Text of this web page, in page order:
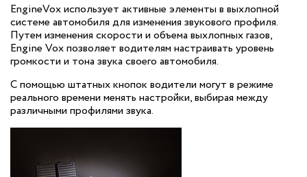
EngineVox использует активные элементы в выхлопной
системе автомобиля для изменения звукового профиля.
Путем изменения скорости и объема выхлопных газов,
Engine Vox позволяет водителям настраивать уровень
громкости и тона звука своего автомобиля.
С помощью штатных кнопок водители могут в режиме
реального времени менять настройки, выбирая между
различными профилями звука.